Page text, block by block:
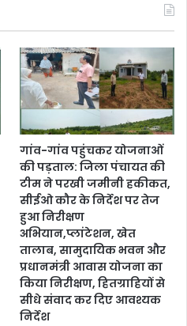
गांव-गांव पहुंचकर योजनाओं
की पड़ताल: जिला पंचायत की
टीम ने परखी जमीनी हकीकत,
सीईओ कौर के निर्देश पर तेज
हुआ निरीक्षण
अभियान,प्लांटेशन, खेत
तालाब, सामुदायिक भवन और
प्रधानमंत्री आवास योजना का
किया निरीक्षण, हितग्राहियों से
सीधे संवाद कर दिए आवश्यक
निर्देश